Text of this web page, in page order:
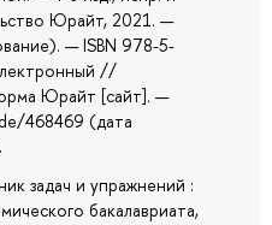
Юрайт, 2021. —
— ISBN 978-5-
//
Юрайт [сайт]. —
468469 (дата
задач и упражнений :
бакалавриата,